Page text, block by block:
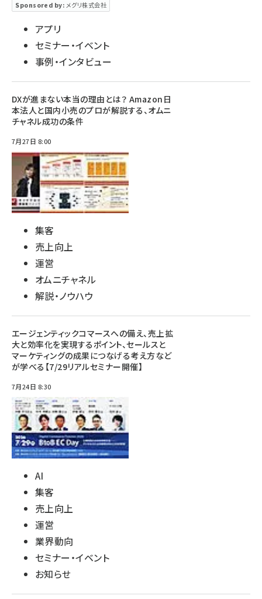
Sponsored by: メグリ株式会社
アプリ
セミナー・イベント
事例・インタビュー
DXが進まない本当の理由とは？ Amazon日
本法人と国内小売のプロが解説する、オムニ
チャネル成功の条件
7月27日 8:00
集客
売上向上
運営
オムニチャネル
解説・ノウハウ
エージェンティックコマースへの備え、売上拡
大と効率化を実現するポイント、セールスと
マーケティングの成果につなげる考え方など
が学べる【7/29リアルセミナー開催】
7月24日 8:30
AI
集客
売上向上
運営
業界動向
セミナー・イベント
お知らせ